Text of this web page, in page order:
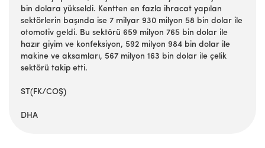
bin dolara yükseldi. Kentten en fazla ihracat yapılan
sektörlerin başında ise 7 milyar 930 milyon 58 bin dolar ile
otomotiv geldi. Bu sektörü 659 milyon 765 bin dolar ile
hazır giyim ve konfeksiyon, 592 milyon 984 bin dolar ile
makine ve aksamları, 567 milyon 163 bin dolar ile çelik
sektörü takip etti.
ST(FK/COŞ)
DHA